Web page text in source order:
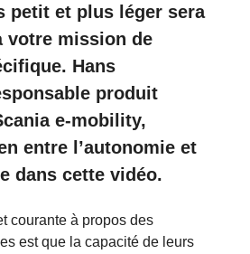
petit et plus léger sera
votre mission de
Hans
produit
e-mobility,
entre l’autonomie et
dans cette vidéo.
courante à propos des
est que la capacité de leurs